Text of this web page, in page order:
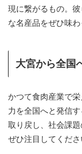
現に繋がるもの。
な名産品をぜひ味わ
大宮から全国
かつて食肉産業で
力を全国へと発信
取り戻し、社会課題
ぜひ注目してくださ